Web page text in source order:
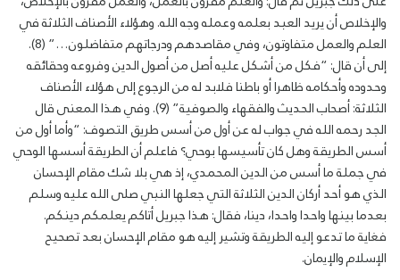
والإخلاص أن يريد العبد بعلمه وعمله وجه الله. وهؤلاء الأصناف الثلاثة في
العلم والعمل متفاوتون، وفي مقاصدهم ودرجاتهم متفاضلون…” (8).
إلى أن قال: “فكل من أشكل عليه أصل من أصول الدين وفروعه وحقائقه
وحدوده وأحكامه ظاهرا أو باطنا فلابد له من الرجوع إلى هؤلاء الأصناف
الثلاثة: أصحاب الحديث والفقهاء والصوفية” (9). وفي هذا المعنى قال
الجد رحمه الله في جواب له عن أول من أسس طريق التصوف: “وأما أول من
أسس الطريقة وهل كان تأسيسها بوحي؟ فاعلم أن الطريقة أسسها الوحي
في جملة ما أسس من الدين المحمدي، إذ هي بلا شك مقام الإحسان
الذي هو أحد أركان الدين الثلاثة التي جعلها النبي صلى الله عليه وسلم
بعدما بينها واحدا واحدا، دينا، فقال: هذا جبريل أتاكم يعلمكم دينكم.
فغاية ما تدعو إليه الطريقة وتشير إليه هو مقام الإحسان بعد تصحيح
الإسلام والإيمان.